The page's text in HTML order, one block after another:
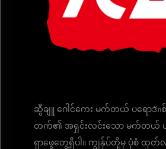
ဆွီချူ ဂေါင်ကေး မက်တယ် ပရောဒัก
တက်၏ အရှင်းလင်းသော မက်တယ် ပရ
ရှာဖွေတွေ့ရှိပါ။ ကျွန်ုပ်တို့မှ ပုံစံ ထုတ်လုပ်